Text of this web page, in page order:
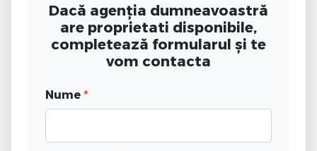
Dacă agenția dumneavoastră
are proprietati disponibile,
completează formularul și te
vom contacta
Nume *